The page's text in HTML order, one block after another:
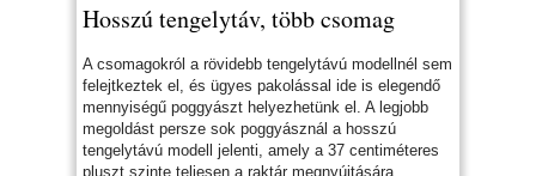
Hosszú tengelytáv, több csomag
A csomagokról a rövidebb tengelytávú modellnél sem
felejtkeztek el, és ügyes pakolással ide is elegendő
mennyiségű poggyászt helyezhetünk el. A legjobb
megoldást persze sok poggyásznál a hosszú
tengelytávú modell jelenti, amely a 37 centiméteres
pluszt szinte teljesen a raktár megnyújtására